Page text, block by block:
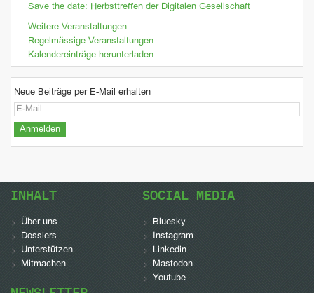
Save the date: Herbsttreffen der Digitalen Gesellschaft
Weitere Veranstaltungen
Regelmässige Veranstaltungen
Kalendereinträge herunterladen
Neue Beiträge per E-Mail erhalten
INHALT
Über uns
Dossiers
Unterstützen
Mitmachen
SOCIAL MEDIA
Bluesky
Instagram
Linkedin
Mastodon
Youtube